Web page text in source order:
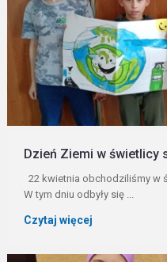
Dzień Ziemi w świetlicy
22 kwietnia obchodziliśmy w
W tym dniu odbyły się ...
Czytaj więcej